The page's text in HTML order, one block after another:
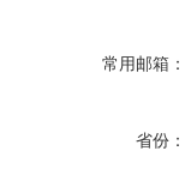
常用邮箱：
省份：